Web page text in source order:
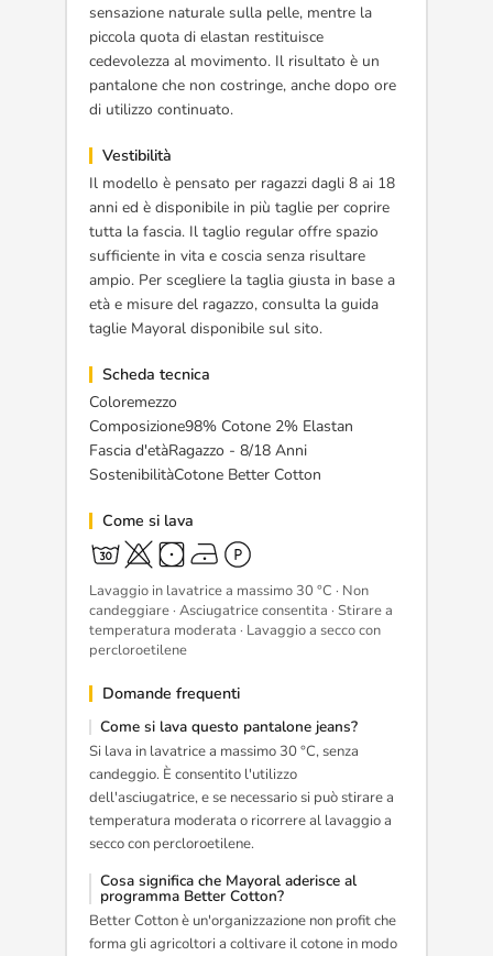
sensazione naturale sulla pelle, mentre la
piccola quota di elastan restituisce
cedevolezza al movimento. Il risultato è un
pantalone che non costringe, anche dopo ore
di utilizzo continuato.
Vestibilità
Il modello è pensato per ragazzi dagli 8 ai 18
anni ed è disponibile in più taglie per coprire
tutta la fascia. Il taglio regular offre spazio
sufficiente in vita e coscia senza risultare
ampio. Per scegliere la taglia giusta in base a
età e misure del ragazzo, consulta la guida
taglie Mayoral disponibile sul sito.
Scheda tecnica
Coloremezzo
Composizione98% Cotone 2% Elastan
Fascia d'etàRagazzo - 8/18 Anni
SostenibilitàCotone Better Cotton
Come si lava
Lavaggio in lavatrice a massimo 30 °C · Non
candeggiare · Asciugatrice consentita · Stirare a
temperatura moderata · Lavaggio a secco con
percloroetilene
Domande frequenti
Come si lava questo pantalone jeans?
Si lava in lavatrice a massimo 30 °C, senza
candeggio. È consentito l'utilizzo
dell'asciugatrice, e se necessario si può stirare a
temperatura moderata o ricorrere al lavaggio a
secco con percloroetilene.
Cosa significa che Mayoral aderisce al
programma Better Cotton?
Better Cotton è un'organizzazione non profit che
forma gli agricoltori a coltivare il cotone in modo